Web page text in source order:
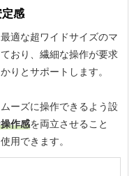
感
適な超ワイドサイズのマ
おり、繊細な操作が要求
りとサポートします。
ーズに操作できるよう設
作感を両立させること
用できます。